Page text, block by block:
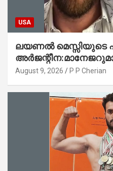
USA
ലയണൽ മെസ്സിയുടെ
അന്തരിച്ചു
August 9, 2026 P P Cherian